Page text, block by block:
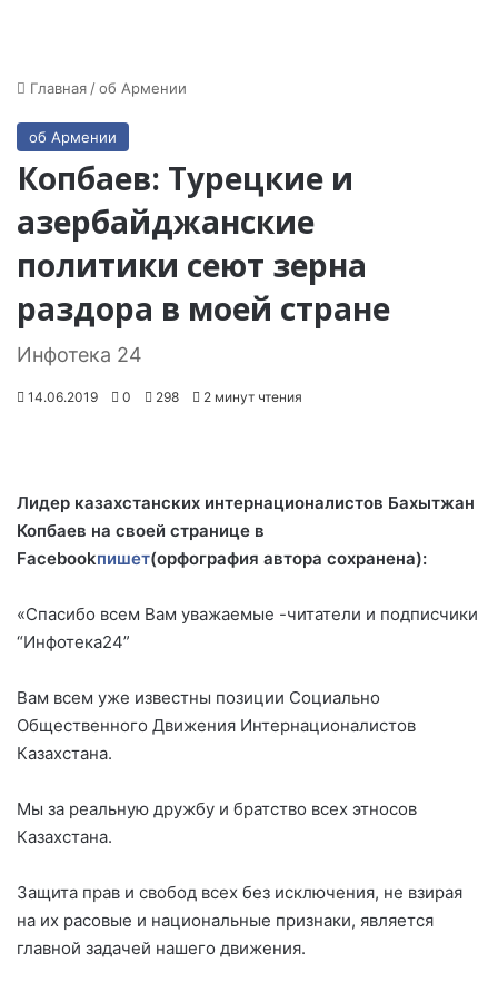
Главная /об Армении
об Армении
Копбаев: Турецкие и
азербайджанские
политики сеют зерна
раздора в моей стране
Инфотека 24
14.06.2019 0 298 2 минут чтения
Лидер казахстанских интернационалистов Бахытжан
Копбаев на своей странице в
Facebookпишет(орфография автора сохранена):
«Спасибо всем Вам уважаемые -читатели и подписчики
“Инфотека24”
Вам всем уже известны позиции Социально
Общественного Движения Интернационалистов
Казахстана.
Мы за реальную дружбу и братство всех этносов
Казахстана.
Защита прав и свобод всех без исключения, не взирая
на их расовые и национальные признаки, является
главной задачей нашего движения.